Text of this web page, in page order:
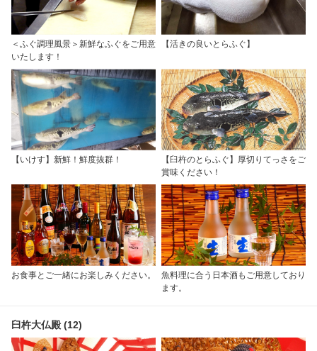
＜ふぐ調理風景＞新鮮なふぐをご用意
いたします！
【活きの良いとらふぐ】
【いけす】新鮮！鮮度抜群！
【臼杵のとらふぐ】厚切りてっさをご
賞味ください！
お食事とご一緒にお楽しみください。
魚料理に合う日本酒もご用意しており
ます。
臼杵大仏殿 (12)